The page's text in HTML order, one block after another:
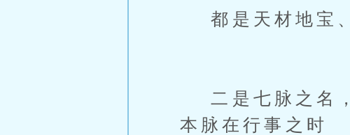
都是天材地宝、
二是七脉之名，
本脉在行事之时